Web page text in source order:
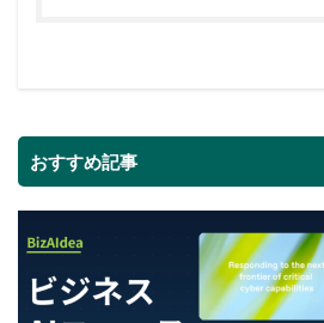
おすすめ記事